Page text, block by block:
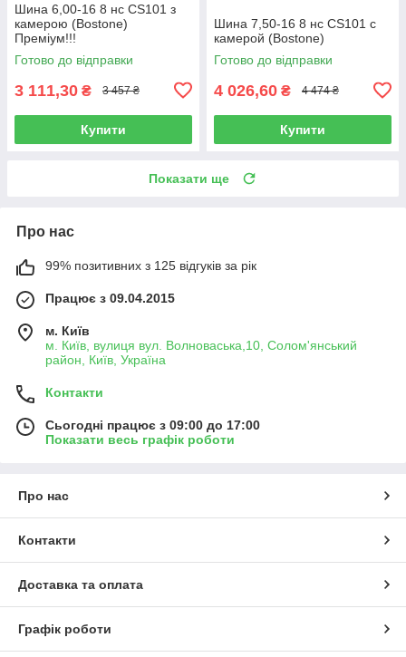
Шина 6,00-16 8 нс CS101 з
камерою (Bostone)
Преміум!!!
Готово до відправки
3 111,30 ₴ 3 457 ₴
Купити
Шина 7,50-16 8 нс CS101 с
камерой (Bostone)
Готово до відправки
4 026,60 ₴ 4 474 ₴
Купити
Показати ще
Про нас
99% позитивних з 125 відгуків за рік
Працює з 09.04.2015
м. Київ
м. Київ, вулиця вул. Волноваська,10, Солом'янський
район, Київ, Україна
Контакти
Сьогодні працює з 09:00 до 17:00
Показати весь графік роботи
Про нас
Контакти
Доставка та оплата
Графік роботи